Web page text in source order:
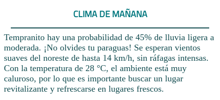
CLIMA DE MAÑANA
Tempranito hay una probabilidad de 45% de lluvia ligera a
moderada. ¡No olvides tu paraguas! Se esperan vientos
suaves del noreste de hasta 14 km/h, sin ráfagas intensas.
Con la temperatura de 28 °C, el ambiente está muy
caluroso, por lo que es importante buscar un lugar
revitalizante y refrescarse en lugares frescos.